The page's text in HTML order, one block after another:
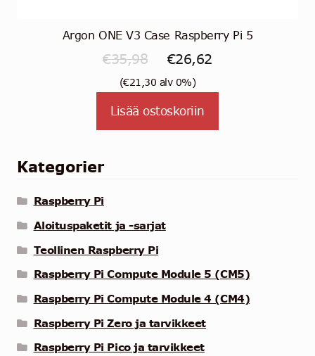
Argon ONE V3 Case Raspberry Pi 5
€35,98
Alkuperäinen
hinta
oli:
€26,62Nykyinen
(€21,30 alv 0%)
Lisää ostoskoriin
Kategorier
Raspberry Pi
Aloituspaketit ja -sarjat
Teollinen Raspberry Pi
Raspberry Pi Compute Module 5 (CM5)
Raspberry Pi Compute Module 4 (CM4)
Raspberry Pi Zero ja tarvikkeet
Raspberry Pi Pico ja tarvikkeet